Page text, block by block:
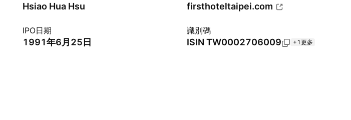
Hsiao Hua Hsu firsthoteltaipei.com
IPO日期
1991年6月25日
識別碼
ISIN TW0002706009 +1更多